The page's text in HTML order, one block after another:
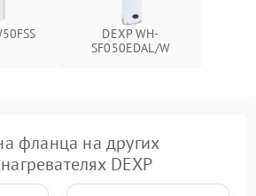
DEXP WH-
SF050EDAL/W
фланца на других
DEXP